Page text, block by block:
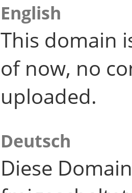
English
This domain
of now, no
uploaded.
Deutsch
Diese